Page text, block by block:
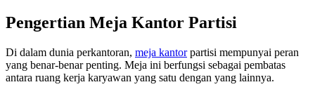
Pengertian Meja Kantor Partisi
Di dalam dunia perkantoran, meja kantorpartisi mempunyai peran
yang benar-benar penting. Meja ini berfungsi sebagai pembatas
antara ruang kerja karyawan yang satu dengan yang lainnya.